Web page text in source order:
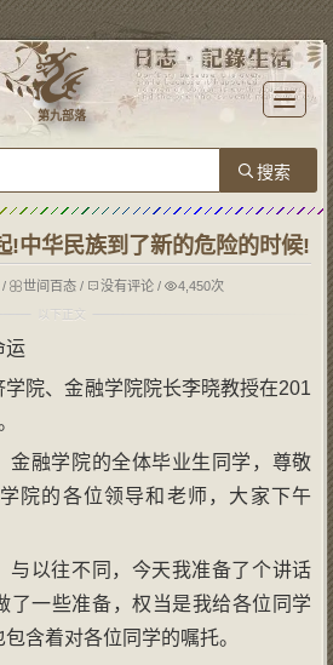
T
o
l
e
n
a
t
第九部落
!中华民族到了新的危险的时候!
/ 世间百态 / 没有评论 / 4,450次
运
院、金融学院院长李晓教授在201
金融学院的全体毕业生同学，尊敬
院的各位领导和老师，大家下午
与以往不同，今天我准备了个讲话
了一些准备，权当是我给各位同学
含着对各位同学的嘱托。